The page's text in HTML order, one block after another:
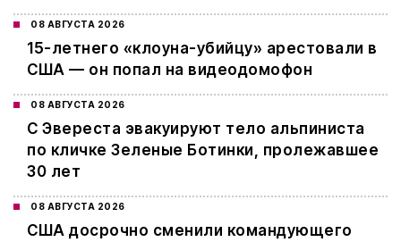
08 АВГУСТА 2026
15-летнего «клоуна-убийцу» арестовали в
США — он попал на видеодомофон
08 АВГУСТА 2026
С Эвереста эвакуируют тело альпиниста
по кличке Зеленые Ботинки, пролежавшее
30 лет
08 АВГУСТА 2026
США досрочно сменили командующего